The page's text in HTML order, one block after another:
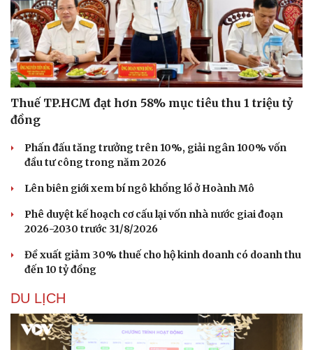
Thuế TP.HCM đạt hơn 58% mục tiêu thu 1 triệu tỷ
đồng
Phấn đấu tăng trưởng trên 10%, giải ngân 100% vốn
đầu tư công trong năm 2026
Lên biên giới xem bí ngô khổng lồ ở Hoành Mô
Phê duyệt kế hoạch cơ cấu lại vốn nhà nước giai đoạn
2026-2030 trước 31/8/2026
Đề xuất giảm 30% thuế cho hộ kinh doanh có doanh thu
đến 10 tỷ đồng
DU LỊCH